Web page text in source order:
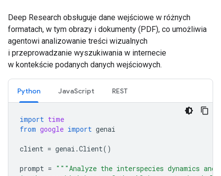
Deep Research obsługuje dane wejściowe w różnych
formatach, w tym obrazy i dokumenty (PDF), co umożliwia
agentowi analizowanie treści wizualnych
i przeprowadzanie wyszukiwania w internecie
w kontekście podanych danych wejściowych.
Python JavaScript REST
import time
from google import genai
client = genai .Client()
prompt = """Analyze the interspecies dynamics